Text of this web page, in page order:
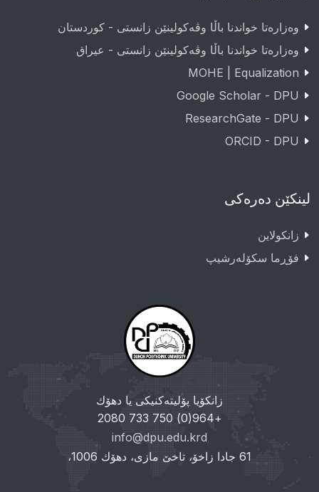
وەزارەتا خواندنا باڵا وڤەکولینێن زانستی - کوردستان
وەزارەتا خواندنا باڵا وڤەکولینێن زانستی - عيراق
MOHE | Equalization
Google Scholar - DPU
ResearchGate - DPU
ORCID - DPU
لینکێن دەرەکی
زانکولاین
فۆڕما سکۆلەرشیپ
زانکۆیا پۆلیتەکنیکی یا دهۆك
+964(0) 750 733 2080
info@dpu.edu.krd
61 جادا زاخۆ، تاخێ مازی، دهۆك 1006،